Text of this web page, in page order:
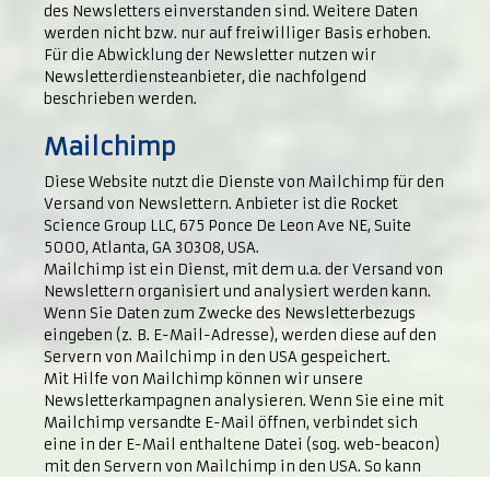
des Newsletters einverstanden sind. Weitere Daten
werden nicht bzw. nur auf freiwilliger Basis erhoben.
Für die Abwicklung der Newsletter nutzen wir
Newsletterdiensteanbieter, die nachfolgend
beschrieben werden.
Mailchimp
Diese Website nutzt die Dienste von Mailchimp für den
Versand von Newslettern. Anbieter ist die Rocket
Science Group LLC, 675 Ponce De Leon Ave NE, Suite
5000, Atlanta, GA 30308, USA.
Mailchimp ist ein Dienst, mit dem u.a. der Versand von
Newslettern organisiert und analysiert werden kann.
Wenn Sie Daten zum Zwecke des Newsletterbezugs
eingeben (z. B. E-Mail-Adresse), werden diese auf den
Servern von Mailchimp in den USA gespeichert.
Mit Hilfe von Mailchimp können wir unsere
Newsletterkampagnen analysieren. Wenn Sie eine mit
Mailchimp versandte E-Mail öffnen, verbindet sich
eine in der E-Mail enthaltene Datei (sog. web-beacon)
mit den Servern von Mailchimp in den USA. So kann